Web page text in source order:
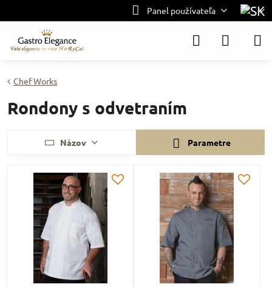
Panel používateľa
Chef Works
Rondony s odvetraním
Názov Parametre